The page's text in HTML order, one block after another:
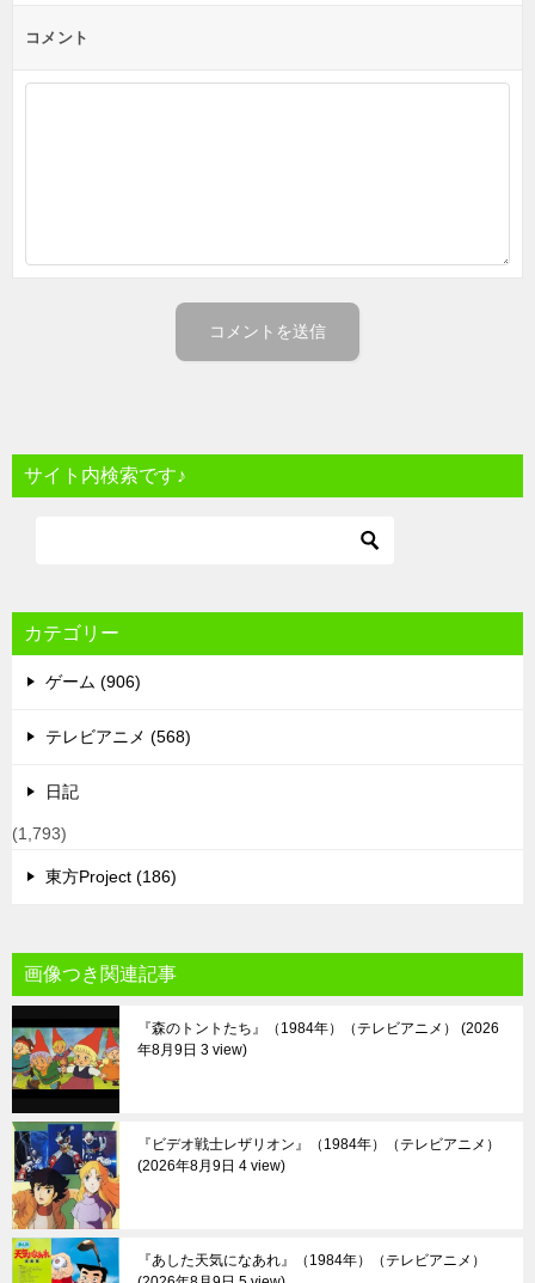
コメント
サイト内検索です♪
カテゴリー
ゲーム (906)
テレビアニメ (568)
日記
(1,793)
東方Project (186)
画像つき関連記事
『森のトントたち』（1984年）（テレビアニメ）
2026
年8月9日 3 view
『ビデオ戦士レザリオン』（1984年）（テレビアニメ）
2026年8月9日 4 view
『あした天気になあれ』（1984年）（テレビアニメ）